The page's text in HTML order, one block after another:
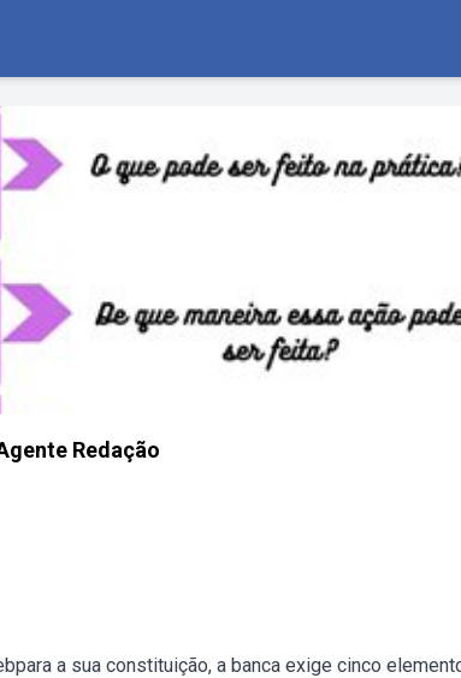
Redação
a sua constituição, a banca exige cinco